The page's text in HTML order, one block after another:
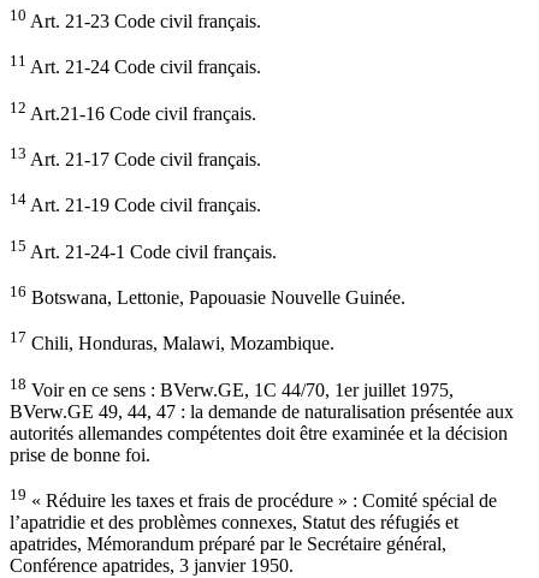
10 Art. 21-23 Code civil français.
11 Art. 21-24 Code civil français.
12 Art.21-16 Code civil français.
13 Art. 21-17 Code civil français.
14 Art. 21-19 Code civil français.
15 Art. 21-24-1 Code civil français.
16 Botswana, Lettonie, Papouasie Nouvelle Guinée.
17 Chili, Honduras, Malawi, Mozambique.
18 Voir en ce sens : BVerw.GE, 1C 44/70, 1er juillet 1975,
BVerw.GE 49, 44, 47 : la demande de naturalisation présentée aux
autorités allemandes compétentes doit être examinée et la décision
prise de bonne foi.
19 « Réduire les taxes et frais de procédure » : Comité spécial de
l’apatridie et des problèmes connexes, Statut des réfugiés et
apatrides, Mémorandum préparé par le Secrétaire général,
Conférence apatrides, 3 janvier 1950.